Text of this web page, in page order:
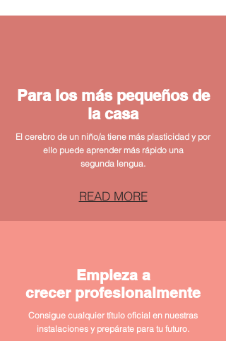
Para los más pequeños de
la casa
El cerebro de un niño/a tiene más plasticidad y por
ello puede aprender más rápidouna
segunda lengua.
READ MORE
Empieza a
crecer profesionalmente
Consigue cualquier título oficial en nuestras
instalaciones y prepárate para tu futuro.